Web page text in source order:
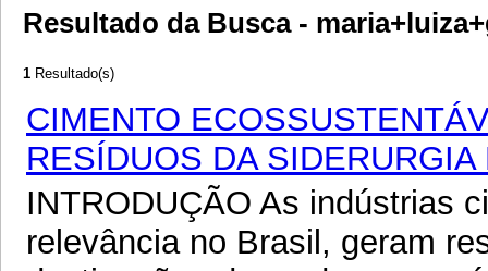
Resultado da Busca -
1 Resultado(s)
CIMENTO
RESÍDUOS DA
INTRODUÇÃO As indústrias
relevância no Brasil, geram